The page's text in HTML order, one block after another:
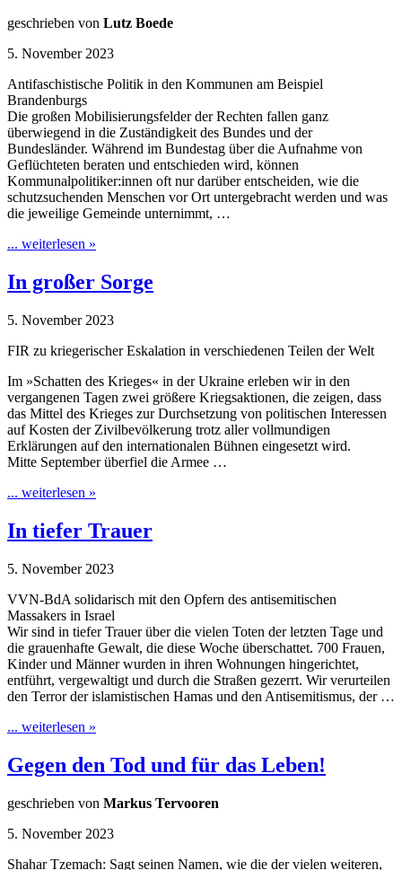
geschrieben von Lutz Boede
5. November 2023
Antifaschistische Politik in den Kommunen am Beispiel
Brandenburgs
Die großen Mobilisierungsfelder der Rechten fallen ganz
überwiegend in die Zuständigkeit des Bundes und der
Bundesländer. Während im Bundestag über die Aufnahme von
Geflüchteten beraten und entschieden wird, können
Kommunalpolitiker:innen oft nur darüber entscheiden, wie die
schutzsuchenden Menschen vor Ort untergebracht werden und was
die jeweilige Gemeinde unternimmt, …
... weiterlesen »
In großer Sorge
5. November 2023
FIR zu kriegerischer Eskalation in verschiedenen Teilen der Welt
Im »Schatten des Krieges« in der Ukraine erleben wir in den
vergangenen Tagen zwei größere Kriegsaktionen, die zeigen, dass
das Mittel des Krieges zur Durchsetzung von politischen Interessen
auf Kosten der Zivilbevölkerung trotz aller vollmundigen
Erklärungen auf den internationalen Bühnen eingesetzt wird.
Mitte September überfiel die Armee …
... weiterlesen »
In tiefer Trauer
5. November 2023
VVN-BdA solidarisch mit den Opfern des antisemitischen
Massakers in Israel
Wir sind in tiefer Trauer über die vielen Toten der letzten Tage und
die grauenhafte Gewalt, die diese Woche überschattet. 700 Frauen,
Kinder und Männer wurden in ihren Wohnungen hingerichtet,
entführt, vergewaltigt und durch die Straßen gezerrt. Wir verurteilen
den Terror der islamistischen Hamas und den Antisemitismus, der …
... weiterlesen »
Gegen den Tod und für das Leben!
geschrieben von Markus Tervooren
5. November 2023
Shahar Tzemach: Sagt seinen Namen, wie die der vielen weiteren,